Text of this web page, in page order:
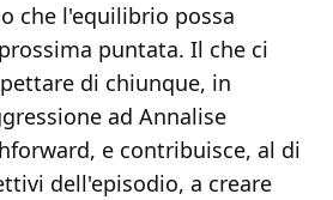
che l'equilibrio possa
puntata. Il che ci
di chiunque, in
ad Annalise
e contribuisce, al di
dell'episodio, a creare